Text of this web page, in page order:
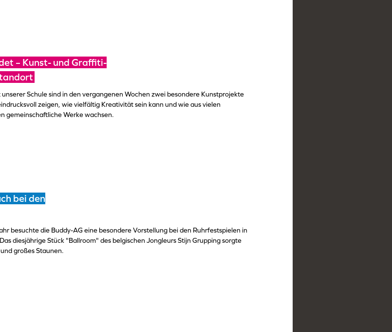
– Kunst- und Graffiti-
Schule sind in den vergangenen Wochen zwei besondere Kunstprojekte
zeigen, wie vielfältig Kreativität sein kann und wie aus vielen
gemeinschaftliche Werke wachsen.
bei den
besuchte die Buddy-AG eine besondere Vorstellung bei den Ruhrfestspielen in
diesjährige Stück "Ballroom" des belgischen Jongleurs Stijn Grupping sorgte
großes Staunen.